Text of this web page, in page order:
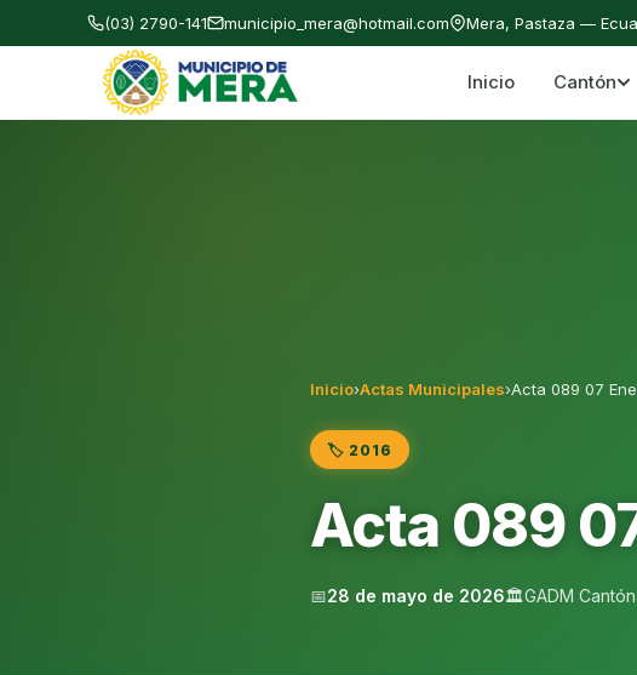
(03) 2790-141 municipio_mera@hotmail.com Mera, Pastaza —
Gobierno Autónomo Descentralizado Municipal del
Inicio Cantón
Inicio›Actas Municipales›Acta 089 07
🏷️ 2016
Acta 089
📅28 de mayo de 2026🏛️GADM